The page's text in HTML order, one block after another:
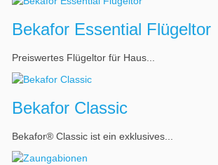
Bekafor Essential Flügeltor
Preiswertes Flügeltor für Haus...
Bekafor Classic
Bekafor® Classic ist ein exklusives...